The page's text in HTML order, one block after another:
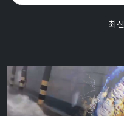
최신